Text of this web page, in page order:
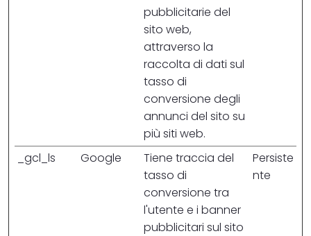
pubblicitarie del
sito web,
attraverso la
raccolta di dati sul
tasso di
conversione degli
annunci del sito su
più siti web.
_gcl_ls
Google
Tiene traccia del
tasso di
conversione tra
l'utente e i banner
pubblicitari sul sito
Persiste
nte